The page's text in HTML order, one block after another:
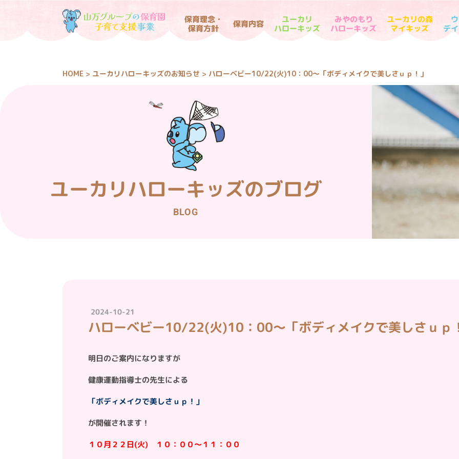
保育理念・
保育方針 保育内容 ユーカリ
ハローキッズ
みやのもり
ハローキッズ
ユーカリの森
マイキッズ デ
HOME > ユーカリハローキッズのお知らせ > ハローベビー10/22(火)10：00～「ボディメイクで美しさｕｐ！」
ユーカリハローキッズのブログ
BLOG
2024-10-21
ハローベビー10/22(火)10：00～「ボディメイクで美しさｕ
明日のご案内になりますが
健康運動指導士の先生による
「ボディメイクで美しさｕｐ！」
が開催されます！
１０月２２日(火) １０：００～１１：００